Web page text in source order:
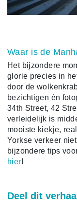
Waar is de
Het bijzondere
glorie precies in
door de
bezichtigen én
34th Street, 42
verleidelijk is
mooiste kiekje,
Yorkse verkeer
bijzondere tips
hier!
Deel dit verhaal